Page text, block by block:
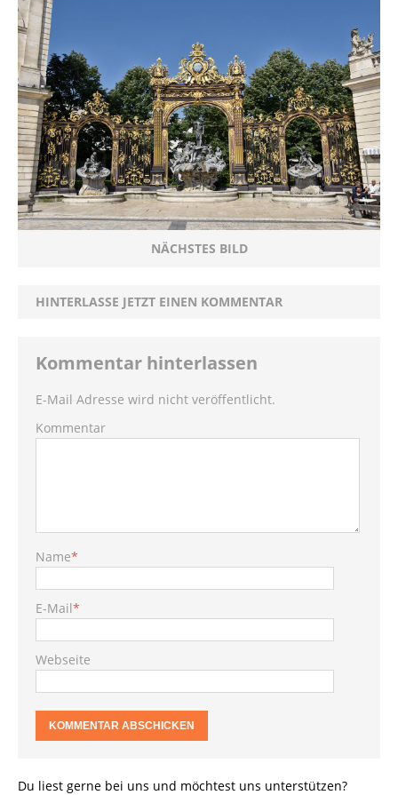
NÄCHSTES BILD
HINTERLASSE JETZT EINEN KOMMENTAR
Kommentar hinterlassen
E-Mail Adresse wird nicht veröffentlicht.
Kommentar
Name*
E-Mail*
Webseite
Du liest gerne bei uns und möchtest uns unterstützen?